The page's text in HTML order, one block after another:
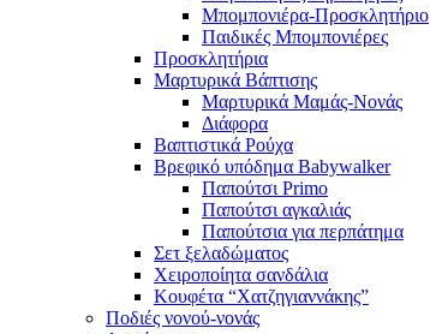
Μπομπονιέρα-Προσκλητήριο
Παιδικές Μπομπονιέρες
Προσκλητήρια
Μαρτυρικά Βάπτισης
Μαρτυρικά Μαμάς-Νονάς
Διάφορα
Βαπτιστικά Ρούχα
Βρεφικό υπόδημα Babywalker
Παπούτσι Primo
Παπούτσι αγκαλιάς
Παπούτσια για περπάτημα
Σετ ξελαδώματος
Χειροποίητα σανδάλια
Κουφέτα “Χατζηγιαννάκης”
Ποδιές νονού-νονάς